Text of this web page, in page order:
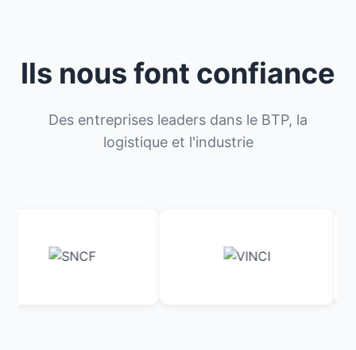
Ils nous font confiance
Des entreprises leaders dans le BTP, la
logistique et l'industrie